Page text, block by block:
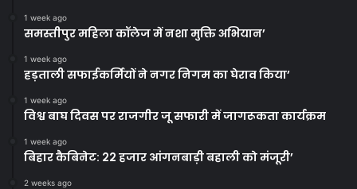
1 week ago
समस्तीपुर महिला कॉलेज में नशा मुक्ति अभियान’
1 week ago
हड़ताली सफाईकर्मियों ने नगर निगम का घेराव किया’
1 week ago
विश्व बाघ दिवस पर राजगीर जू सफारी में जागरूकता कार्यक्रम
1 week ago
बिहार कैबिनेट: 22 हजार आंगनबाड़ी बहाली को मंजूरी’
2 weeks ago